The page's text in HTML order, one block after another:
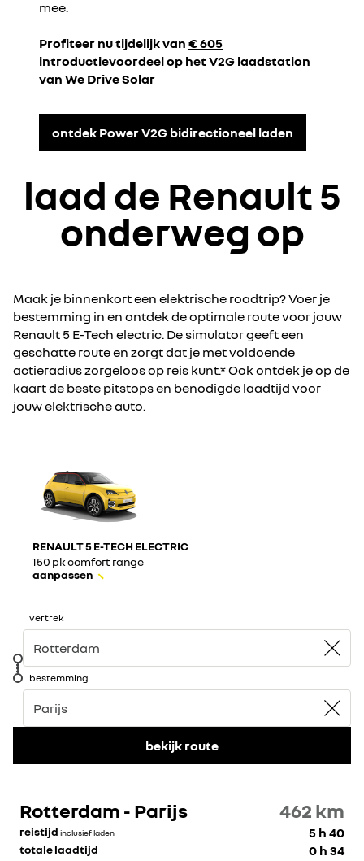
mee.​
Profiteer nu tijdelijk van € 605
introductievoordeelop het V2G laadstation
van We Drive Solar​
ontdek Power V2G bidirectioneel laden
laad de Renault 5
onderweg op
Maak je binnenkort een elektrische roadtrip? Voer je
bestemming in en ontdek de optimale route voor jouw
Renault 5 E-Tech electric. De simulator geeft een
geschatte route en zorgt dat je met voldoende
actieradius zorgeloos op reis kunt.* Ook ontdek je op de
kaart de beste pitstops en benodigde laadtijd voor
jouw elektrische auto.
RENAULT 5 E-TECH ELECTRIC
150 pk comfort range​
aanpassen
vertrek
bestemming
bekijk route
Rotterdam - Parijs 462 km
reistijd inclusief laden 5 h 40
totale laadtijd 0 h 34